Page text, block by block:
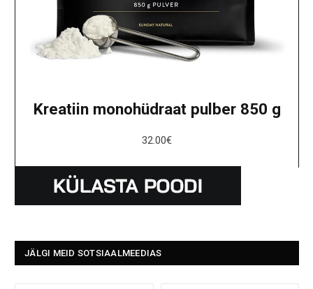
Kreatiin monohüdraat pulber 850 g
32.00€
JÄLGI MEID SOTSIAALMEEDIAS